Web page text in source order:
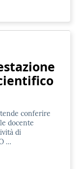
conferire
docente
di
…